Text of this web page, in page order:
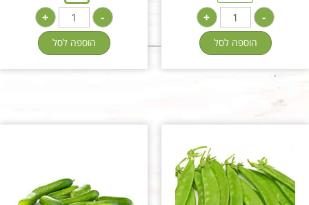
-
+
הוספה לסל
-
+
הוספה לסל